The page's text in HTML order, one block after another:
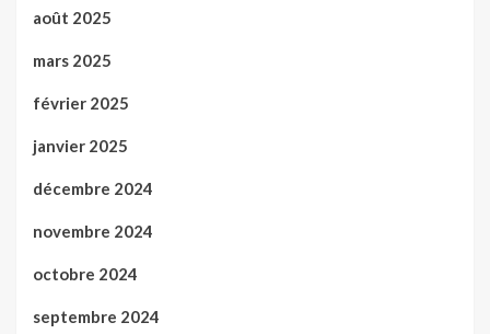
août 2025
mars 2025
février 2025
janvier 2025
décembre 2024
novembre 2024
octobre 2024
septembre 2024